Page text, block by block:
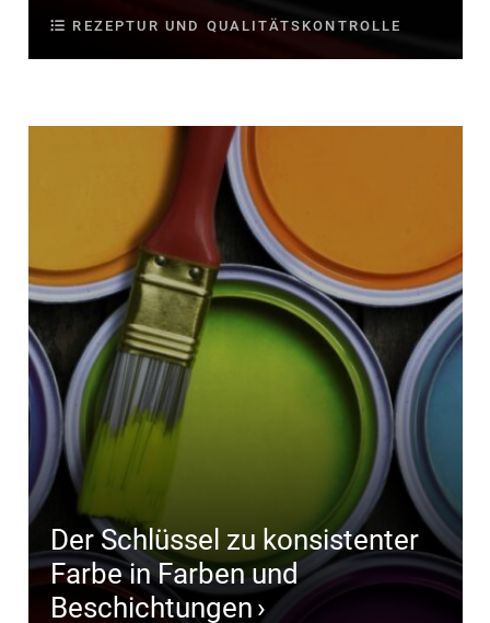
REZEPTUR UND QUALITÄTSKONTROLLE
Der Schlüssel zu konsistenter
Farbe in Farben und
Beschichtungen